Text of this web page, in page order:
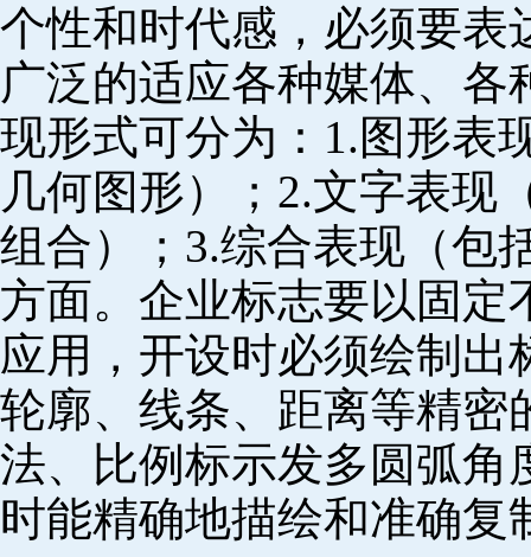
个性和时代感，必须要表
广泛的适应各种媒体、
现形式可分为：1.图形表
几何图形）；2.文字表现
组合）；3.综合表现（包
方面。企业标志要以固定
应用，开设时必须绘制
轮廓、线条、距离等精密
法、比例标示发多圆弧角
时能精确地描绘和准确复